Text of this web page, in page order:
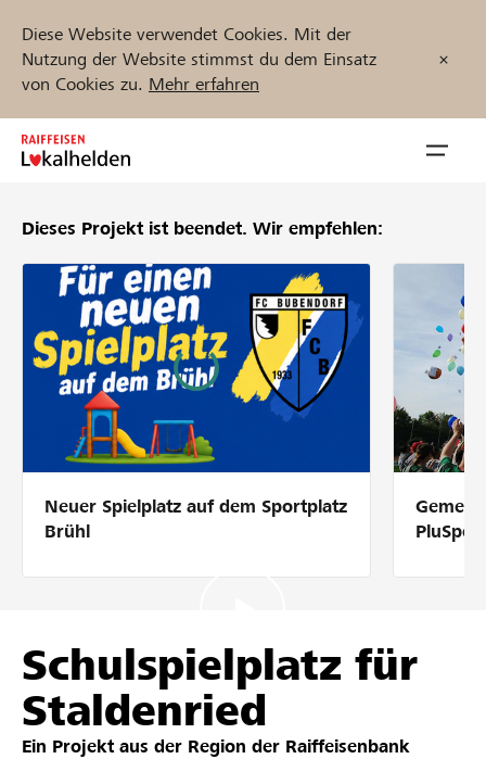
Diese Website verwendet Cookies. Mit der
Nutzung der Website stimmst du dem Einsatz
von Cookies zu. Mehr erfahren
Zum
Inhalt
Unterstützen
Hilfe & Support
Partner / Raiffeisenbank
Anmelden
Registrieren
Projekte und Organisationen finden
Dieses Projekt ist beendet. Wir empfehlen:
Neuer Spielplatz auf dem Sportplatz
Brühl
Schulspielplatz für
Staldenried
Ein Projekt aus der Region der Raiffeisenbank